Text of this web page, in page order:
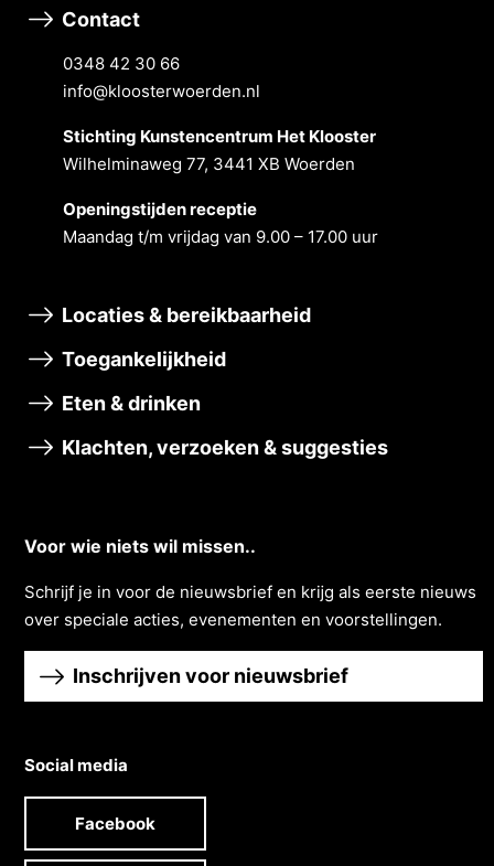
Contact
0348 42 30 66
info@kloosterwoerden.nl
Stichting Kunstencentrum Het Klooster
Wilhelminaweg 77, 3441 XB Woerden
Openingstĳden receptie
Maandag t/m vrĳdag van 9.00 – 17.00 uur
Locaties & bereikbaarheid
Toegankelijkheid
Eten & drinken
Klachten, verzoeken & suggesties
Voor wie niets wil missen..
Schrĳf je in voor de nieuwsbrief en krĳg als eerste nieuws
over speciale acties, evenementen en voorstellingen.
Inschrijven voor nieuwsbrief
Social media
Facebook